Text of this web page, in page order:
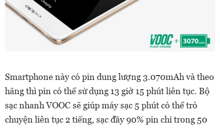
Smartphone này có pin dung lượng 3.070mAh và theo
hãng thì pin có thể sử dụng 13 giờ 15 phút liên tục. Bộ
sạc nhanh VOOC sẽ giúp máy sạc 5 phút có thể trò
chuyện liên tục 2 tiếng, sạc đầy 90% pin chỉ trong 50